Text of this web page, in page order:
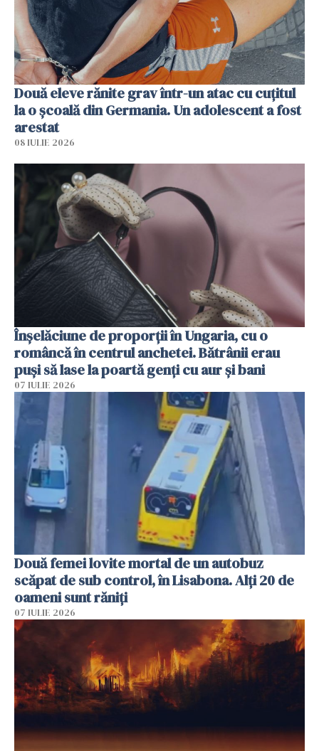
Două eleve rănite grav într-un atac cu cuțitul
la o școală din Germania. Un adolescent a fost
arestat
08 IULIE 2026
Înșelăciune de proporții în Ungaria, cu o
româncă în centrul anchetei. Bătrânii erau
puși să lase la poartă genți cu aur și bani
07 IULIE 2026
Două femei lovite mortal de un autobuz
scăpat de sub control, în Lisabona. Alți 20 de
oameni sunt răniți
07 IULIE 2026